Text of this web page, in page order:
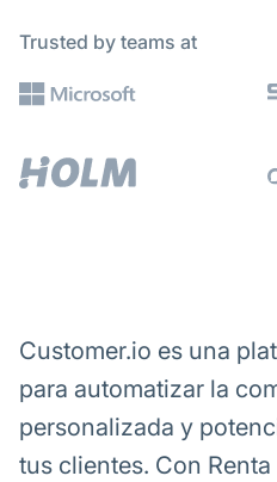
Trusted by teams at
Customer.io es una
para automatizar la
personalizada y
tus clientes. Con Renta